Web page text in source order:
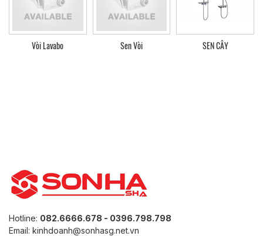
Vòi Lavabo Sen Vòi SEN CÂY
Hotline: 082.6666.678 - 0396.798.798
Email: kinhdoanh@sonhasg.net.vn